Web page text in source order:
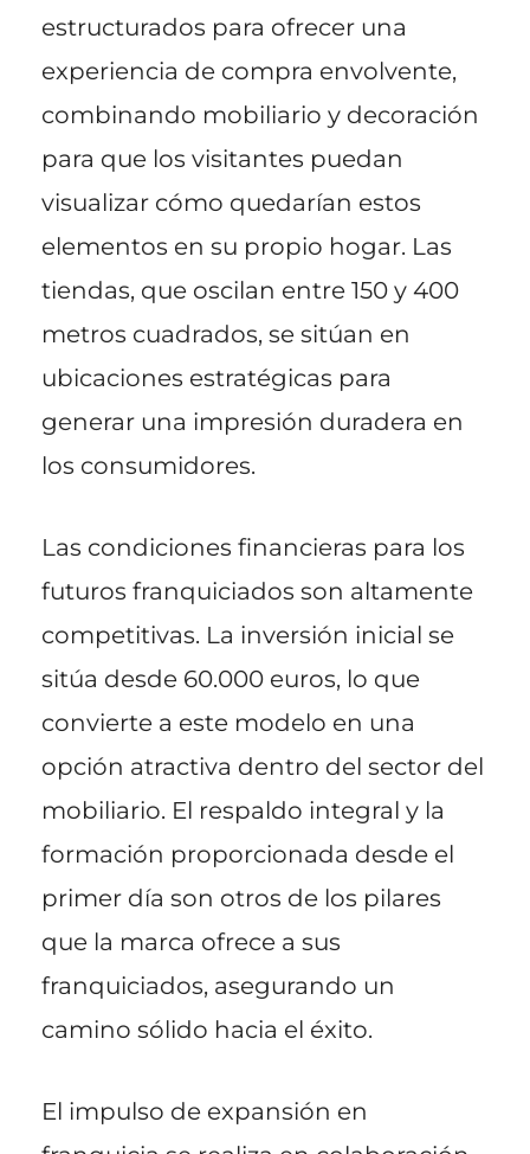
estructurados para ofrecer una
experiencia de compra envolvente,
combinando mobiliario y decoración
para que los visitantes puedan
visualizar cómo quedarían estos
elementos en su propio hogar. Las
tiendas, que oscilan entre 150 y 400
metros cuadrados, se sitúan en
ubicaciones estratégicas para
generar una impresión duradera en
los consumidores.
Las condiciones financieras para los
futuros franquiciados son altamente
competitivas. La inversión inicial se
sitúa desde 60.000 euros, lo que
convierte a este modelo en una
opción atractiva dentro del sector del
mobiliario. El respaldo integral y la
formación proporcionada desde el
primer día son otros de los pilares
que la marca ofrece a sus
franquiciados, asegurando un
camino sólido hacia el éxito.
El impulso de expansión en